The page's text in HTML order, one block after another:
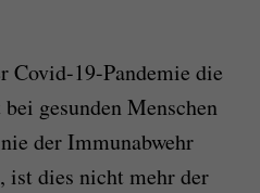
Covid-19-Pandemie die
gesunden Menschen
der Immunabwehr
ist dies nicht mehr der